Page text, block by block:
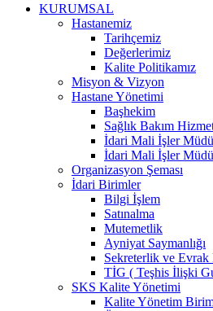
KURUMSAL
Hastanemiz
Tarihçemiz
Değerlerimiz
Kalite Politikamız
Misyon & Vizyon
Hastane Yönetimi
Başhekim
Sağlık Bakım
İdari Mali İşler
İdari Mali İşler Müdür
Organizasyon Şeması
İdari Birimler
Bilgi İşlem
Satınalma
Mutemetlik
Ayniyat Saymanlığı
Sekreterlik ve Evrak
TİG ( Teşhis İlişki
SKS Kalite Yönetimi
Kalite Yönetim